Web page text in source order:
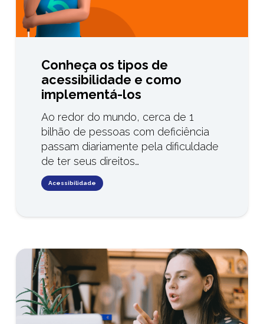
Conheça os tipos de
acessibilidade e como
implementá-los
Ao redor do mundo, cerca de 1
bilhão de pessoas com deficiência
passam diariamente pela dificuldade
de ter seus direitos…
Acessibilidade